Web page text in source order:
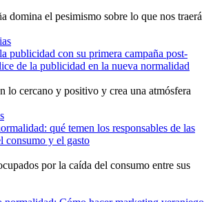
domina el pesimismo sobre lo que nos traerá
publicidad con su primera campaña post-
de la publicidad en la nueva normalidad
lo cercano y positivo y crea una atmósfera
qué temen los responsables de las
consumo y el gasto
por la caída del consumo entre sus